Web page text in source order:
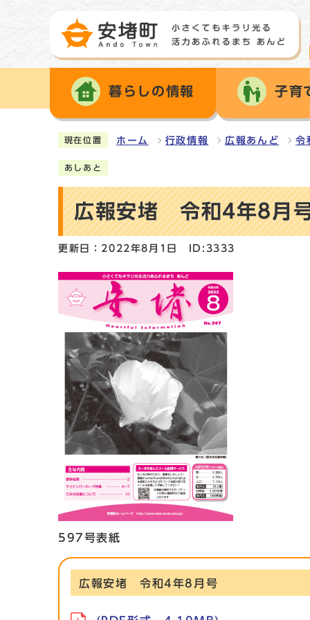
暮らしの情報 子育
現在位置 ホーム 行政情報 広報あんど 令
あしあと
広報安堵 令和4年8月
更新日：2022年8月1日 ID:3333
597号表紙
広報安堵 令和4年8月号